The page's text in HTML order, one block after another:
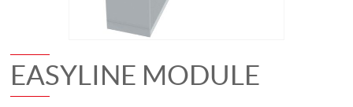
EASYLINE MODULE